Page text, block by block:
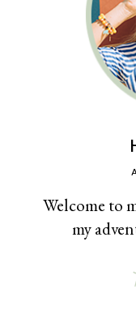
Welcome to
my